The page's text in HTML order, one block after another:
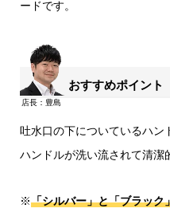
ードです。
おすすめポイント
吐水口の下についているハン
ハンドルが洗い流されて清潔
※「シルバー」と「ブラック